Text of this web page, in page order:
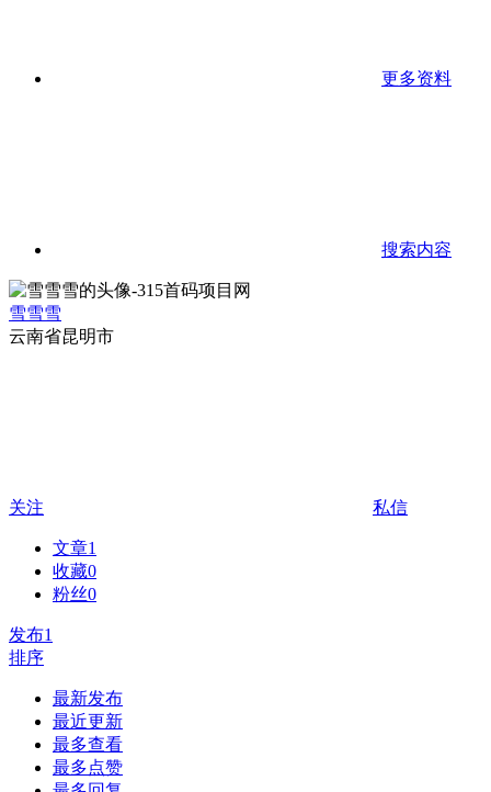
更多资料
搜索内容
雪雪雪
云南省昆明市
关注 私信
文章1
收藏0
粉丝0
发布1
排序
最新发布
最近更新
最多查看
最多点赞